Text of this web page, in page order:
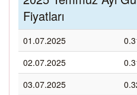
Fiyatları
01.07.2025
02.07.2025
03.07.2025